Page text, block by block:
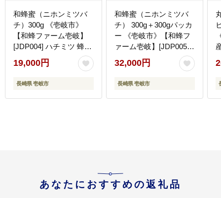
和蜂蜜（ニホンミツバ
チ）300g 《壱岐市》
【和蜂ファーム壱岐】
[JDP004] ハチミツ 蜂蜜
はちみつ 日本ミツバチ
19000 19000円
19,000円
長崎県 壱岐市
和蜂蜜（ニホンミツバ
チ） 300g＋300gパッカ
ー 《壱岐市》【和蜂フ
ァーム壱岐】[JDP005]
ハチミツ 蜂蜜 はちみつ
日本ミツバチ 32000
32000円
32,000円
長崎県 壱岐市
あなたにおすすめの返礼品